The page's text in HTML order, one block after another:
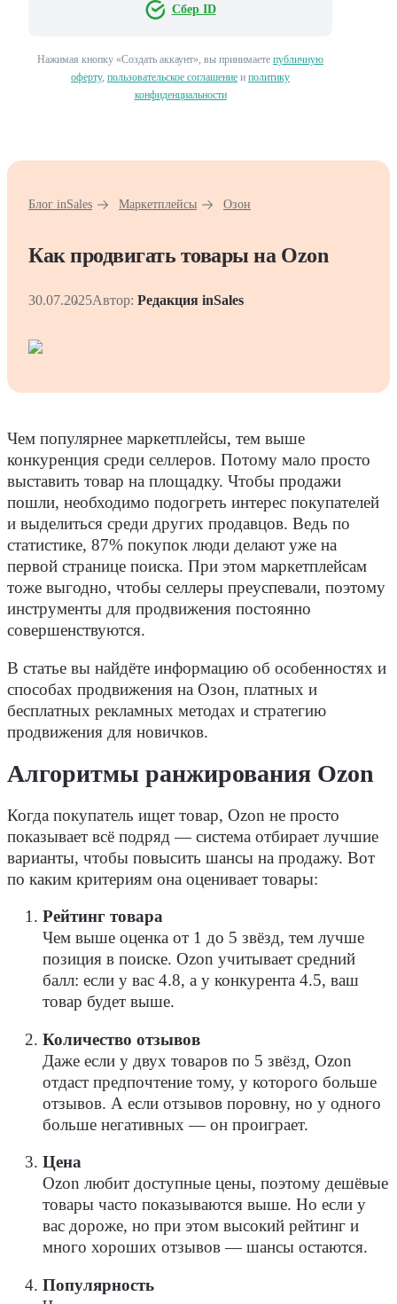
Сбер ID
Нажимая кнопку «Создать аккаунт», вы принимаете публичную
оферту, пользовательское соглашение и политику
конфиденциальности
Блог inSales Маркетплейсы Озон
Как продвигать товары на Ozon
30.07.2025Автор: Редакция inSales
Чем популярнее маркетплейсы, тем выше
конкуренция среди селлеров. Потому мало просто
выставить товар на площадку. Чтобы продажи
пошли, необходимо подогреть интерес покупателей
и выделиться среди других продавцов. Ведь по
статистике, 87% покупок люди делают уже на
первой странице поиска. При этом маркетплейсам
тоже выгодно, чтобы селлеры преуспевали, поэтому
инструменты для продвижения постоянно
совершенствуются.
В статье вы найдёте информацию об особенностях и
способах продвижения на Озон, платных и
бесплатных рекламных методах и стратегию
продвижения для новичков.
Алгоритмы ранжирования Ozon
Когда покупатель ищет товар, Ozon не просто
показывает всё подряд — система отбирает лучшие
варианты, чтобы повысить шансы на продажу. Вот
по каким критериям она оценивает товары:
Рейтинг товара
Чем выше оценка от 1 до 5 звёзд, тем лучше
позиция в поиске. Ozon учитывает средний
балл: если у вас 4.8, а у конкурента 4.5, ваш
товар будет выше.
Количество отзывов
Даже если у двух товаров по 5 звёзд, Ozon
отдаст предпочтение тому, у которого больше
отзывов. А если отзывов поровну, но у одного
больше негативных — он проиграет.
Цена
Ozon любит доступные цены, поэтому дешёвые
товары часто показываются выше. Но если у
вас дороже, но при этом высокий рейтинг и
много хороших отзывов — шансы остаются.
Популярность